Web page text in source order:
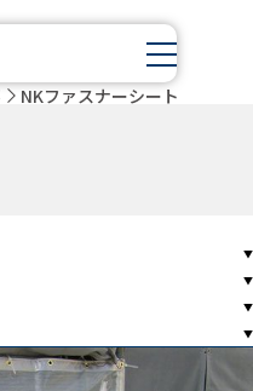
NKファスナーシート